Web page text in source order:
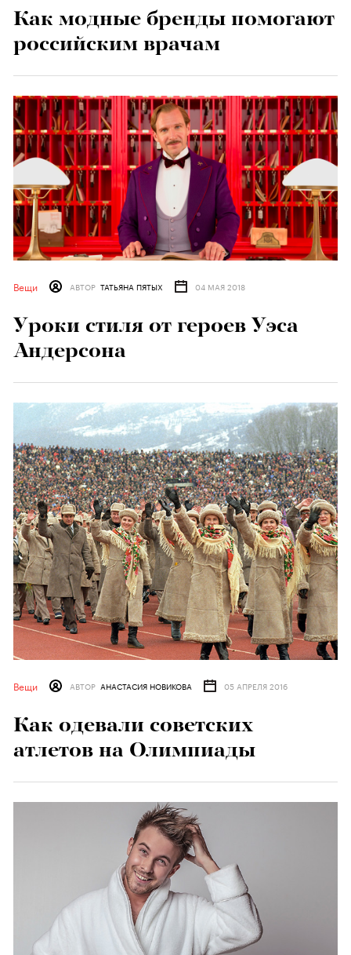
Как модные бренды помогают
российским врачам
Вещи АВТОР ТАТЬЯНА ПЯТЫХ 04 МАЯ 2018
Уроки стиля от героев Уэса
Андерсона
Вещи АВТОР АНАСТАСИЯ НОВИКОВА 05 АПРЕЛЯ 2016
Как одевали советских
атлетов на Олимпиады